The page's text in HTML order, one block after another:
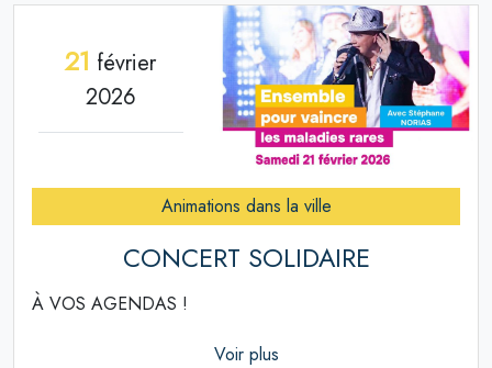
21 février
2026
Animations dans la ville
CONCERT SOLIDAIRE
À VOS AGENDAS !
Voir plus